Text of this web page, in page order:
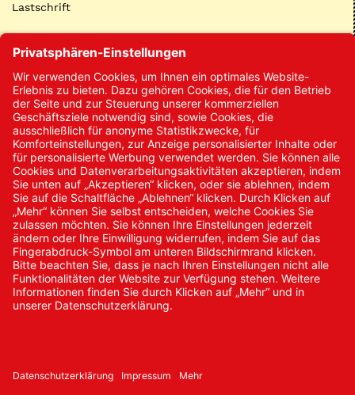
Lastschrift
Kontakt
Kontakt/Anfrage
Neukundenanmeldung
Kennwort vergessen
Bestellungen
Sendung verfolgen
© 2024 Promed Vertriebsgesellschaft mbH | Alle Rechte